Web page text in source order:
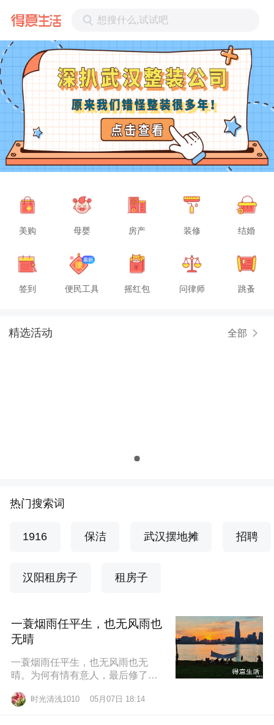
想搜什么,试试吧
美购 母婴 房产 装修 结婚
签到 便民工具 摇红包 问律师 跳蚤
精选活动 全部
热门搜索词
1916 保洁 武汉摆地摊 招聘
汉阳租房子 租房子
一蓑烟雨任平生，也无风雨也
无晴
一蓑烟雨任平生，也无风雨也无
晴。为何有情有意人，最后修了无
却有情。莫道桑榆晚，为霞尚满
时光清浅1010 05月07日 18:14